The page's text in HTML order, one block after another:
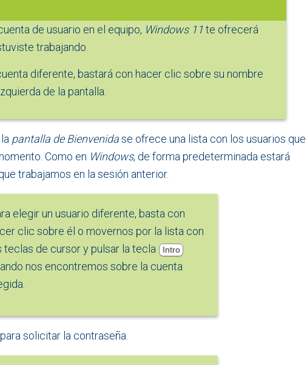
de usuario en el equipo, Windows 11te ofrecerá
trabajando.
diferente, bastará con hacer clic sobre su nombre
de la pantalla.
pantalla de Bienvenidase ofrece una lista con los usuarios que
Como en Windows, de forma predeterminada estará
trabajamos en la sesión anterior.
elegir un usuario diferente, basta con
clic sobre él o movernos por la lista con
teclas de cursor y pulsar la tecla
Intro
nos encontremos sobre la cuenta
solicitar la contraseña.